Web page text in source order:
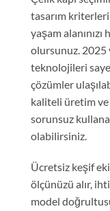
tasarım
yaşam alanınızı
olursunuz. 2025
teknolojileri
çözümler
kaliteli üretim ve
sorunsuz
olabilirsiniz.
Ücretsiz keşif
ölçünüzü alır,
model